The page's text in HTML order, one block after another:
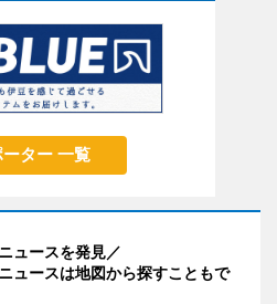
ター 一覧
ュースを発見／
ュースは地図から探すこともで